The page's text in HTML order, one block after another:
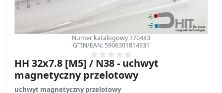
Numer katalogowy 370483
GTIN/EAN: 5906301814931
HH 32x7.8 [M5] / N38 - uchwyt
magnetyczny przelotowy
uchwyt magnetyczny przelotowy